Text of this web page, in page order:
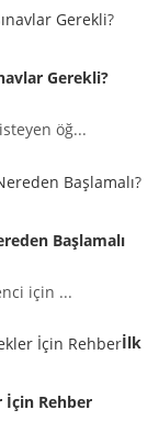
Gerekli?
öğ...
Başlamalı
için ...
İlk
İçin Rehber